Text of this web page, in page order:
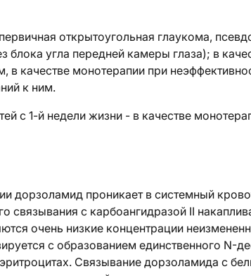
открытоугольная глаукома,
блока угла передней камеры глаза); в
в качестве монотерапии при
к ним.
с 1-й недели жизни - в качестве
дорзоламид проникает в системный
связывания с карбоангидразой II
очень низкие концентрации
с образованием единственного N-
Связывание дорзоламида с